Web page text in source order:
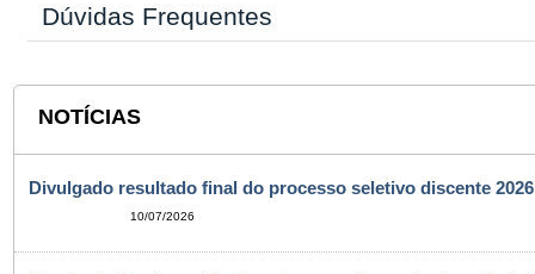
Dúvidas Frequentes
NOTÍCIAS
Divulgado resultado final do processo seletivo discente 2026
10/07/2026